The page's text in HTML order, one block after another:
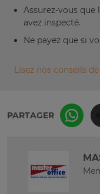
Assurez-vous que
avez inspecté.
Ne payez que si
Lisez nos conseils
PARTAGER